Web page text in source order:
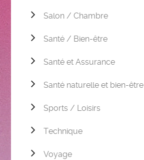
Salon / Chambre
Santé / Bien-être
Santé et Assurance
Santé naturelle et bien-être
Sports / Loisirs
Technique
Voyage